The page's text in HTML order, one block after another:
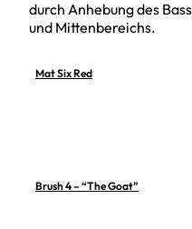
Mat Six Red
Brush 4 – “The Goat”